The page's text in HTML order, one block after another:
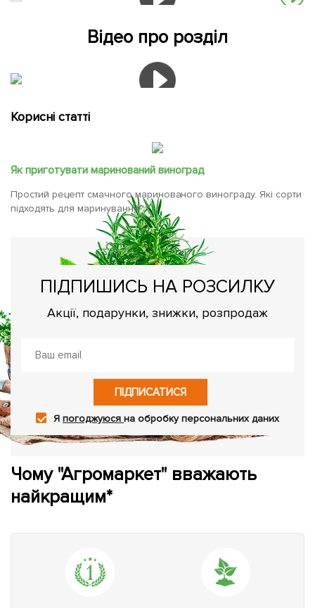
Відео про розділ
Корисні статті
Як приготувати маринований виноград
Простий рецепт смачного маринованого винограду. Які сорти
підходять для маринування?
ПІДПИШИСЬ НА РОЗСИЛКУ
Акції, подарунки, знижки, розпродаж
ПІДПИСАТИСЯ
Япогоджуюсяна обробку персональних даних
Чому "Агромаркет" вважають
найкращим*